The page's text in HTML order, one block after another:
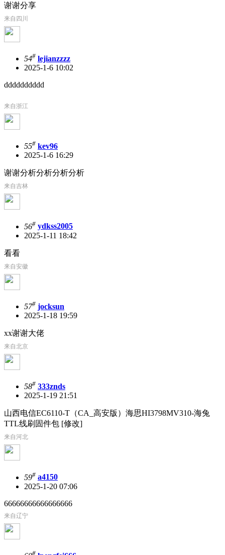
谢谢分享
来自四川
54# lejianzzzz
2025-1-6 10:02
dddddddddd
来自浙江
55# kev96
2025-1-6 16:29
谢谢分析分析分析分析
来自吉林
56# ydkss2005
2025-1-11 18:42
看看
来自安徽
57# jocksun
2025-1-18 19:59
xx谢谢大佬
来自北京
58# 333znds
2025-1-19 21:51
山西电信EC6110-T（CA_高安版）海思HI3798MV310-海兔
TTL线刷固件包 [修改]
来自河北
59# a4150
2025-1-20 07:06
66666666666666666
来自辽宁
#